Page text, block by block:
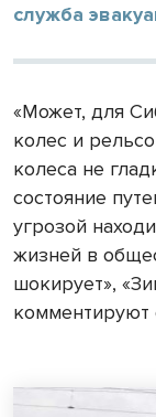
служба
«Может, для
колес и
колеса не
состояние
угрозой
жизней в
шокирует»,